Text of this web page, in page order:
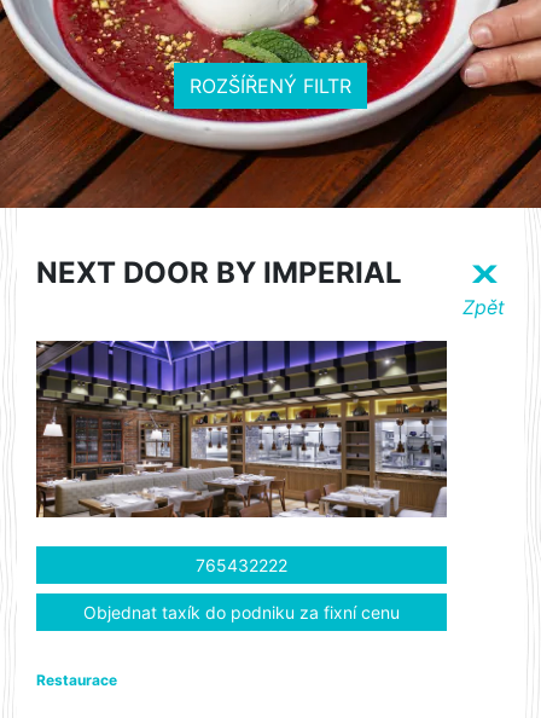
ROZŠÍŘENÝ FILTR
NEXT DOOR BY IMPERIAL X
Zpět
765432222
Objednat taxík do podniku za fixní cenu
Restaurace